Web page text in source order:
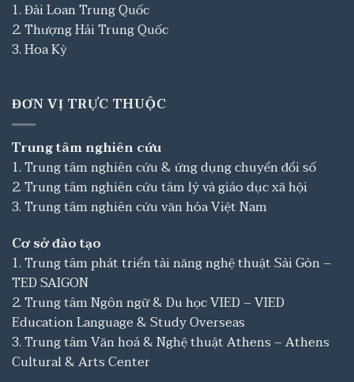
1. Đài Loan Trung Quốc
2. Thượng Hải Trung Quốc
3. Hoa Kỳ
ĐƠN VỊ TRỰC THUỘC
Trung tâm nghiên cứu
1. Trung tâm nghiên cứu & ứng dụng chuyển đổi số
2. Trung tâm nghiên cứu tâm lý và giáo dục xã hội
3. Trung tâm nghiên cứu văn hóa Việt Nam
Cơ sở đào tạo
1. Trung tâm phát triển tài năng nghệ thuật Sài Gòn –
TED SAIGON
2. Trung tâm Ngôn ngữ & Du học VIED – VIED
Education Language & Study Overseas
3. Trung tâm Văn hoá & Nghệ thuật Athens – Athens
Cultural & Arts Center